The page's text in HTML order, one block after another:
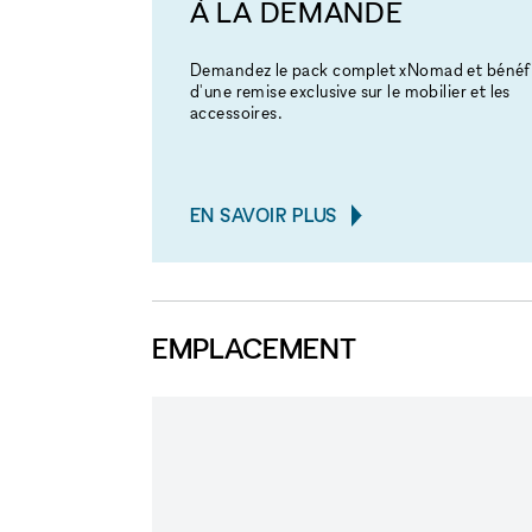
À LA DEMANDE
Demandez le pack complet xNomad et
d'une remise exclusive sur le mobilier et les
accessoires.
EN SAVOIR PLUS
EMPLACEMENT